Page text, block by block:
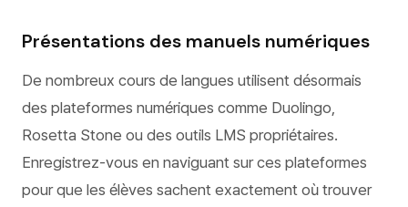
Présentations des manuels numériques
De nombreux cours de langues utilisent désormais
des plateformes numériques comme Duolingo,
Rosetta Stone ou des outils LMS propriétaires.
Enregistrez-vous en naviguant sur ces plateformes
pour que les élèves sachent exactement où trouver